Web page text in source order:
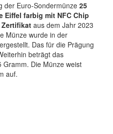
der Euro-Sondermünze 25
Eiffel farbig mit NFC Chip
aus dem Jahr 2023
Münze wurde in der
Das für die Prägung
beträgt das
Gramm. Die Münze weist
auf.